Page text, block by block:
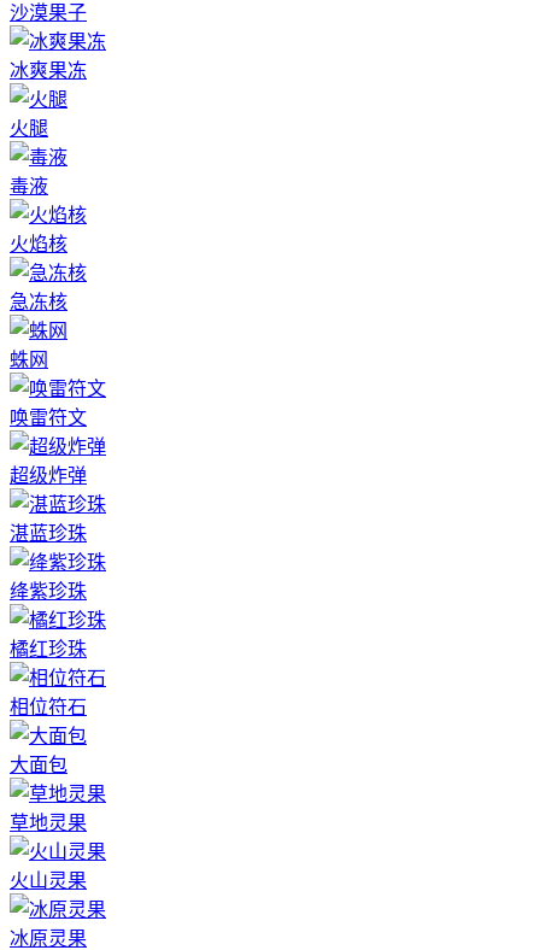
沙漠果子
冰爽果冻
火腿
毒液
火焰核
急冻核
蛛网
唤雷符文
超级炸弹
湛蓝珍珠
绛紫珍珠
橘红珍珠
相位符石
大面包
草地灵果
火山灵果
冰原灵果